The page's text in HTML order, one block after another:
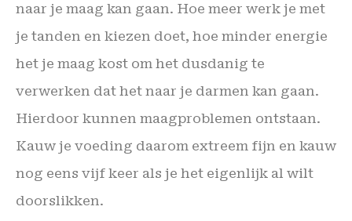
naar je maag kan gaan. Hoe meer werk je met
je tanden en kiezen doet, hoe minder energie
het je maag kost om het dusdanig te
verwerken dat het naar je darmen kan gaan.
Hierdoor kunnen maagproblemen ontstaan.
Kauw je voeding daarom extreem fijn en kauw
nog eens vijf keer als je het eigenlijk al wilt
doorslikken.